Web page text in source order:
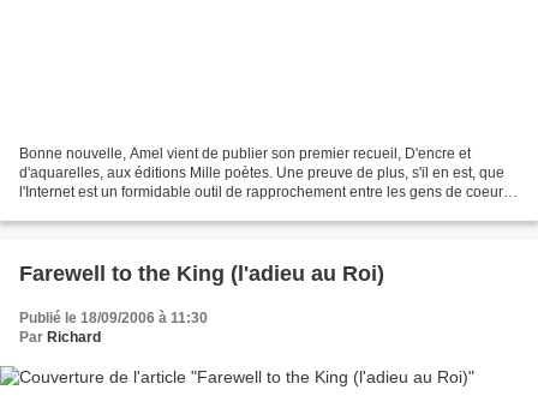
Bonne nouvelle, Amel vient de publier son premier recueil, D'encre et
d'aquarelles, aux éditions Mille poètes. Une preuve de plus, s'il en est, que
l'Internet est un formidable outil de rapprochement entre les gens de coeur,
Farewell to the King (l'adieu au Roi)
Publié le 18/09/2006 à 11:30
Par Richard